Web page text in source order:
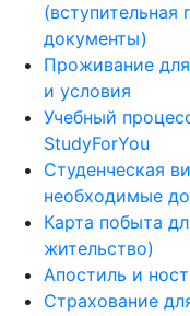
документы)
Проживание
и условия
Учебный
StudyForYou
Студенческая
необходимые
Карта побыта
жительство)
Апостиль и
Страхование